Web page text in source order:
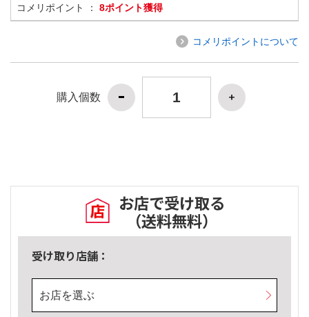
コメリポイント ： 8ポイント獲得
コメリポイントについて
購入個数
お店で受け取る
（送料無料）
受け取り店舗：
お店を選ぶ